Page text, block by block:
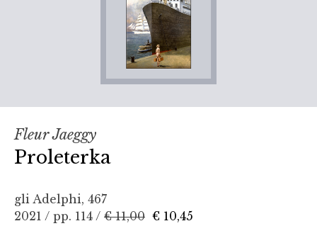
Fleur Jaeggy
Proleterka
gli Adelphi, 467
2021 / pp. 114 / € 11,00 € 10,45